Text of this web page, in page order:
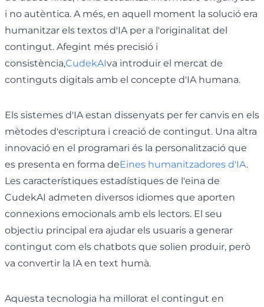
i no autèntica. A més, en aquell moment la solució era
humanitzar els textos d'IA per a l'originalitat del
contingut. Afegint més precisió i
consistència,CudekAIva introduir el mercat de
continguts digitals amb el concepte d'IA humana.
Els sistemes d'IA estan dissenyats per fer canvis en els
mètodes d'escriptura i creació de contingut. Una altra
innovació en el programari és la personalització que
es presenta en forma deEines humanitzadores d'IA.
Les característiques estadístiques de l'eina de
CudekAI admeten diversos idiomes que aporten
connexions emocionals amb els lectors. El seu
objectiu principal era ajudar els usuaris a generar
contingut com els chatbots que solien produir, però
va convertir la IA en text humà.
Aquesta tecnologia ha millorat el contingut en